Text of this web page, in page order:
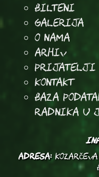
Bilteni
Galerija
O Nama
Arhiv
Prijatelji
Kontakt
Baza
radnika u
ADRESA:Kozarčeva